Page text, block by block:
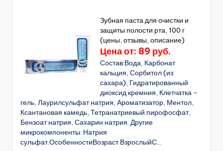
Зубная паста для очистки и
защиты полости рта, 100 г
(цены, отзывы, описание)
Цена от: 89 руб.
Состав:Вода, Карбонат
кальция, Сорбитол (из
сахара), Гидратированный
диоксид кремния, Клетчатка -
гель, Лаурилсульфат натрия, Ароматизатор, Ментол,
Ксантановая камедь, Тетранатриевый пирофосфат,
Бензоат натрия, Сахарин натрия. Другие
микрокомпоненты: Натрия
сульфат.ОсобенностиВозраст ВзрослыйС...